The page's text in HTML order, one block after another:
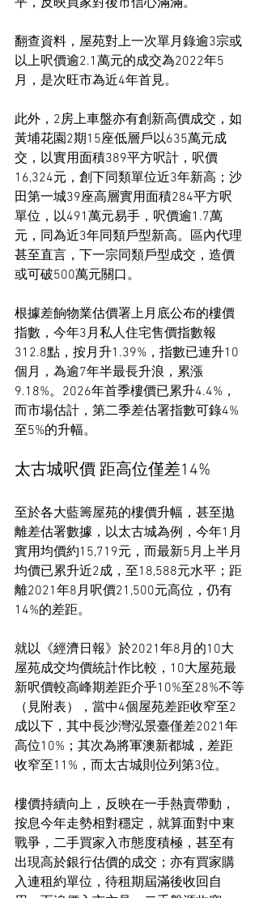
平，反映買家對後市信心滿滿。
翻查資料，屋苑對上一次單月錄逾3宗或
以上呎價逾2.1萬元的成交為2022年5
月，是次旺市為近4年首見。
此外，2房上車盤亦有創新高價成交，如
黃埔花園2期15座低層戶以635萬元成
交，以實用面積389平方呎計，呎價
16,324元，創下同類單位近3年新高；沙
田第一城39座高層實用面積284平方呎
單位，以491萬元易手，呎價逾1.7萬
元，同為近3年同類戶型新高。區內代理
甚至直言，下一宗同類戶型成交，造價
或可破500萬元關口。
根據差餉物業估價署上月底公布的樓價
指數，今年3月私人住宅售價指數報
312.8點，按月升1.39%，指數已連升10
個月，為逾7年半最長升浪，累漲
9.18%。2026年首季樓價已累升4.4%，
而市場估計，第二季差估署指數可錄4%
至5%的升幅。
太古城呎價 距高位僅差14%
至於各大藍籌屋苑的樓價升幅，甚至拋
離差估署數據，以太古城為例，今年1月
實用均價約15,719元，而最新5月上半月
均價已累升近2成，至18,588元水平；距
離2021年8月呎價21,500元高位，仍有
14%的差距。
就以《經濟日報》於2021年8月的10大
屋苑成交均價統計作比較，10大屋苑最
新呎價較高峰期差距介乎10%至28%不等
（見附表），當中4個屋苑差距收窄至2
成以下，其中長沙灣泓景臺僅差2021年
高位10%；其次為將軍澳新都城，差距
收窄至11%，而太古城則位列第3位。
樓價持續向上，反映在一手熱賣帶動，
按息今年走勢相對穩定，就算面對中東
戰爭，二手買家入市態度積極，甚至有
出現高於銀行估價的成交；亦有買家購
入連租約單位，待租期屆滿後收回自